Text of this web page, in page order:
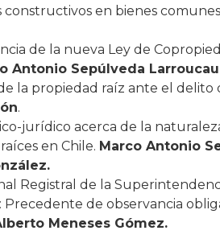
en bienes
de la nueva Ley de
Antonio Sepúlveda
la propiedad raíz ante el delito
.
jurídico acerca de la
en Chile. Marco Antonio
Registral de la
de observancia
Meneses Gómez.